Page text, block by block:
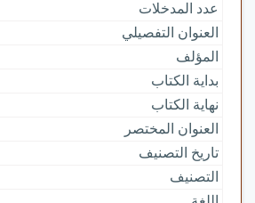
عدد المدخلات
العنوان التفصيلي
المؤلف
بداية الكتاب
نهاية الكتاب
العنوان المختصر
تاريخ التصنيف
التصنيف